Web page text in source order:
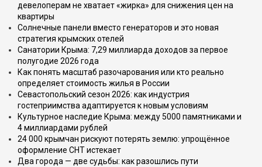
девелоперам не хватает «жирка» для снижения цен на
квартиры
Солнечные панели вместо генераторов и это новая
стратегия крымских отелей
Санатории Крыма: 7,29 миллиарда доходов за первое
полугодие 2026 года
Как понять масштаб разочарования или кто реально
определяет стоимость жилья в России
Севастопольский сезон 2026: как индустрия
гостеприимства адаптируется к новым условиям
Культурное наследие Крыма: между 5000 памятниками и
4 миллиардами рублей
24 000 крымчан рискуют потерять землю: упрощённое
оформление СНТ истекает
Два города — две судьбы: как разошлись пути